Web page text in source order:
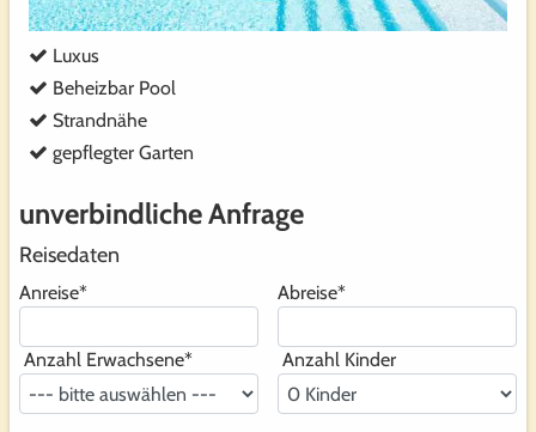
Luxus
Beheizbar Pool
Strandnähe
gepflegter Garten
unverbindliche Anfrage
Reisedaten
Anreise* Abreise*
Anzahl Erwachsene* Anzahl Kinder